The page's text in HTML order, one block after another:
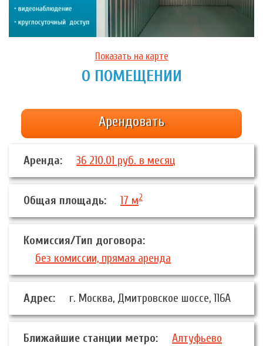
Показать на карте
О ПОМЕЩЕНИИ
Арендовать
Аренда: 36 210.01 руб. в месяц
Общая площадь: 17 м2
Комиссия/Тип договора:
без комиссии, прямая аренда
Адрес: г. Москва, Дмитровское шоссе, 116А
Ближайшие станции метро: Алтуфьево